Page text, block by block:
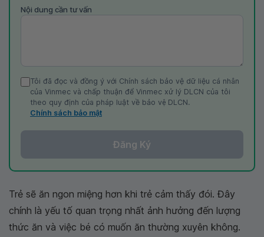
Nội dung cần tư vấn
Tôi đã đọc và đồng ý với Chính sách bảo vệ dữ liệu cá nhân
của Vinmec và chấp thuận để Vinmec xử lý DLCN của tôi
theo quy định của pháp luật về bảo vệ DLCN.
Chính sách bảo mật
Đăng Ký
Trẻ sẽ ăn ngon miệng hơn khi trẻ cảm thấy đói. Đây
chính là yếu tố quan trọng nhất ảnh hưởng đến lượng
thức ăn và việc bé có muốn ăn thường xuyên không.